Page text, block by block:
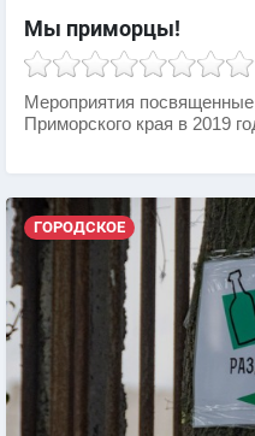
Мы приморцы!
Мероприятия
Приморского края в 2019
ГОРОДСКОЕ